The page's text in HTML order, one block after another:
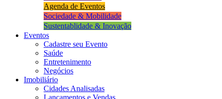
Agenda de Eventos
Sociedade & Mobilidade
Sustentablidade & Inovação
Eventos
Cadastre seu Evento
Saúde
Entretenimento
Negócios
Imobiliário
Cidades Analisadas
Lançamentos e Vendas